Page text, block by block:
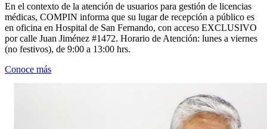
En el contexto de la atención de usuarios para gestión de licencias
médicas, COMPIN informa que su lugar de recepción a público es
en oficina en Hospital de San Fernando, con acceso EXCLUSIVO
por calle Juan Jiménez #1472. Horario de Atención: lunes a viernes
(no festivos), de 9:00 a 13:00 hrs.
Conoce más